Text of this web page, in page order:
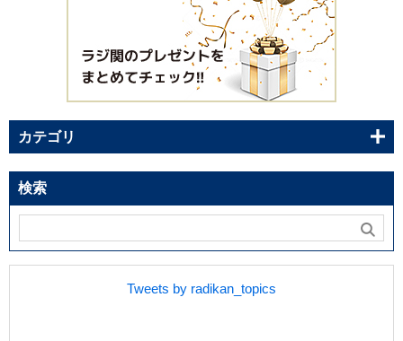
カテゴリ
検索
Tweets by radikan_topics